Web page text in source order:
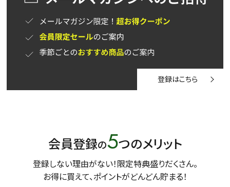
登録はこちら
会員登録の5つのメリット
登録しない理由がない！限定特典盛りだくさん。
お得に買えて、ポイントがどんどん貯まる！